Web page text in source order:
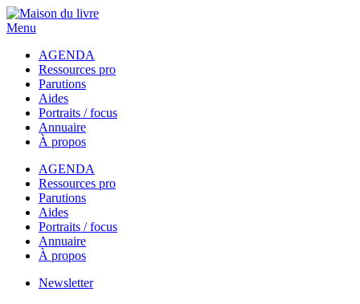
Menu
AGENDA
Ressources pro
Parutions
Aides
Portraits / focus
Annuaire
À propos
AGENDA
Ressources pro
Parutions
Aides
Portraits / focus
Annuaire
À propos
Newsletter